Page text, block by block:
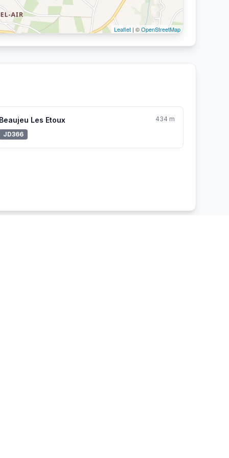
Leaflet | ©OpenStreetMap
Les Etoux
434 m
JD366